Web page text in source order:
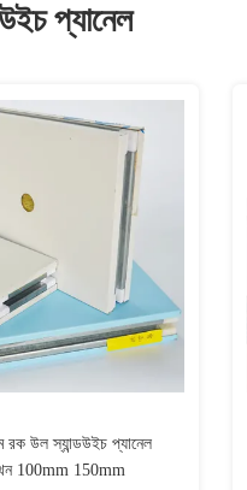
প্যানেল
রক উল স্যান্ডউইচ প্যানেল
100mm 150mm